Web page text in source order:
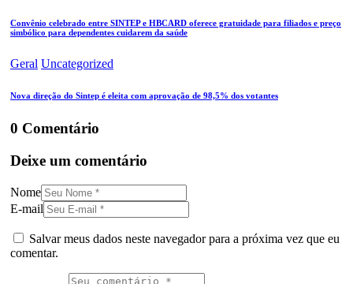
Convênio celebrado entre SINTEP e HBCARD oferece gratuidade para filiados e preço
simbólico para dependentes cuidarem da saúde
Geral Uncategorized
Nova direção do Sintep é eleita com aprovação de 98,5% dos votantes
0 Comentário
Deixe um comentário
Nome
E-mail
Salvar meus dados neste navegador para a próxima vez que eu
comentar.